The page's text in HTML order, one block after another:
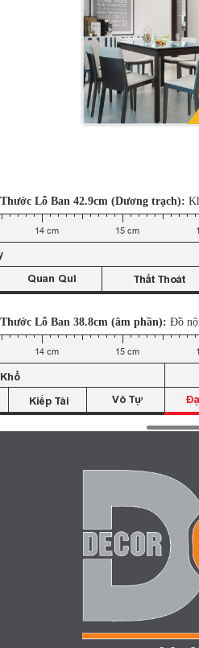
Thước Lỗ Ban 42.9cm (Dương trạch):
Thước Lỗ Ban 38.8cm (âm phần): Đồ